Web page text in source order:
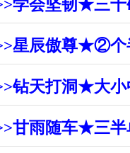
学会坚韧★三
星辰傲尊★②
钻天打洞★大
甘雨随车★三